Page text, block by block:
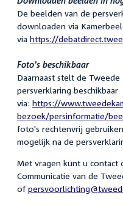
De beelden van de
downloaden via
via External
https://
Foto’s beschikbaar
Daarnaast stelt de Tweede
persverklaring beschikbaar
via: https://
bezoek/persinformatie/
foto's rechtenvrij
mogelijk na de
Met vragen kunt u contact
Communicatie van de
of